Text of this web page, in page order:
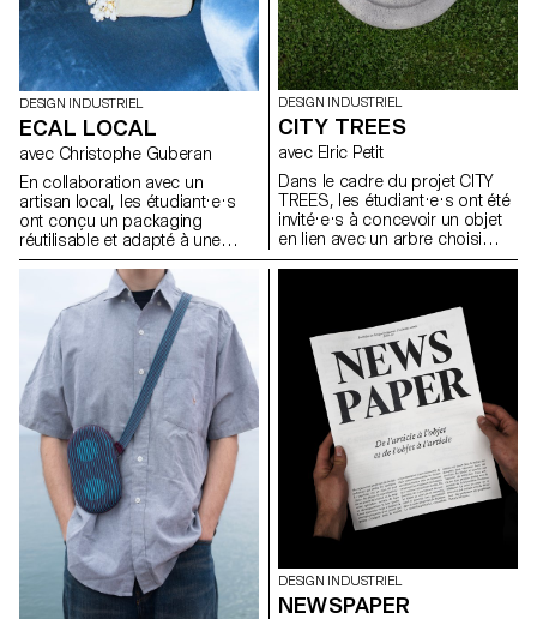
DESIGN INDUSTRIEL
ECAL LOCAL
avec Christophe Guberan
En collaboration avec un
artisan local, les étudiant·e·s
ont conçu un packaging
réutilisable et adapté à une
production en série. Le projet
visait à valoriser un produit
alimentaire du quotidien tout en
répondant aux enjeux actuels
liés au transport, à la durabilité
et à la seconde vie des
emballages. L’intervention
devait être simple, fonctionnelle
et écologique, et proposer un
usage au-delà de la fonction
d’emballage initiale.
DESIGN INDUSTRIEL
CITY TREES
avec Elric Petit
Dans le cadre du projet CITY
TREES, les étudiant·e·s ont été
invité·e·s à concevoir un objet
en lien avec un arbre choisi
dans l’espace urbain
dendrologie, ils ont observé un
arbre existant et imaginé une
intervention discrète,
respectueuse et réversible. Le
projet devait mettre en valeur
les particularités du végétal tout
en s’intégrant dans son
environnement.
DESIGN INDUSTRIEL
NEWSPAPER